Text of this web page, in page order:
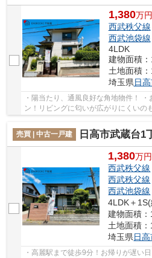
1,380万円
西武秩父線
西武池袋線
4LDK
建物面積：
土地面積：
埼玉県日
・陽当たり、通風良好な角地物件！
ン！リビングに匂いが広がりにくいの
売買 | 中古一戸建
日高市武蔵台
1,380万円
西武秩父線
西武秩父線
西武池袋線
4LDK＋
建物面積：
土地面積：
埼玉県日
・高麗駅まで徒歩9分！お帰りが遅い